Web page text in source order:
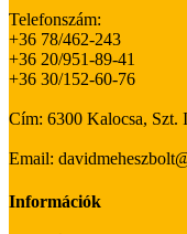
Telefonszám:
+36 78/462-243
+36 20/951-89-41
+36 30/152-60-76
Cím: 6300 Kalocsa, Szt.
Email:
Információk